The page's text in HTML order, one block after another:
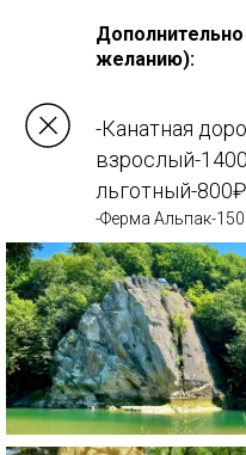
желанию):
-Канатная
взрослый-
льготный-800₽
-Ферма Альпак-